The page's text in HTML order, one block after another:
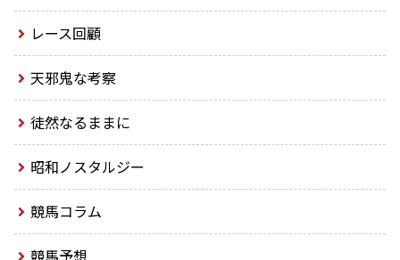
レース回顧
天邪鬼な考察
徒然なるままに
昭和ノスタルジー
競馬コラム
競馬予想